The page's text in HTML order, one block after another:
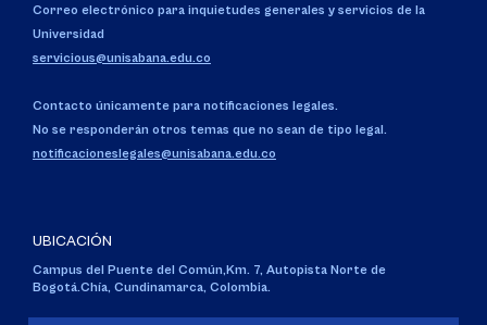
Correo electrónico para inquietudes generales y servicios de la
Universidad
servicious@unisabana.edu.co
Contacto únicamente para notificaciones legales.
No se responderán otros temas que no sean de tipo legal.
notificacioneslegales@unisabana.edu.co
UBICACIÓN
Campus del Puente del Común, Km. 7, Autopista Norte de
Bogotá.Chía, Cundinamarca, Colombia.